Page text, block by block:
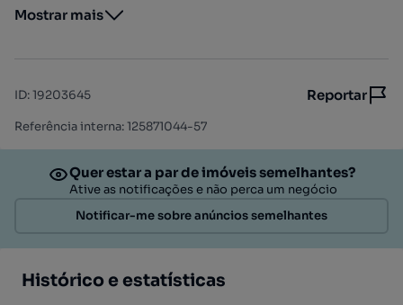
Mostrar mais
ID:19203645 Reportar
Referência interna: 125871044-57
Quer estar a par de imóveis semelhantes?
Ative as notificações e não perca um negócio
Notificar-me sobre anúncios semelhantes
Histórico e estatísticas